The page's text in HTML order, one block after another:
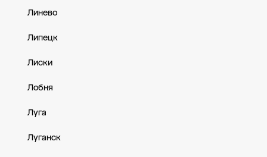
Линево
Липецк
Лиски
Лобня
Луга
Луганск